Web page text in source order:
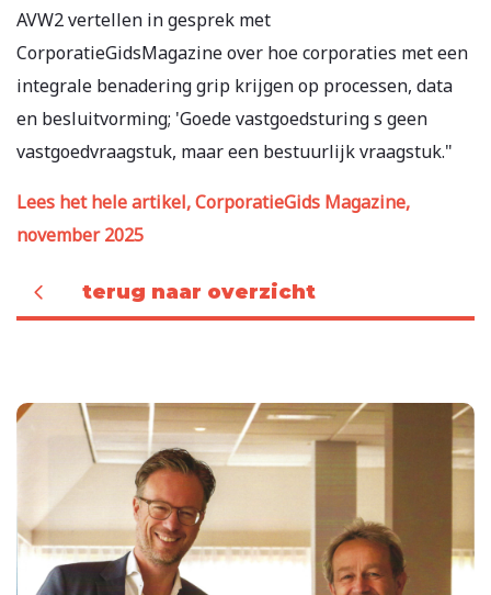
AVW2 vertellen in gesprek met
CorporatieGidsMagazine over hoe corporaties met een
integrale benadering grip krijgen op processen, data
en besluitvorming; 'Goede vastgoedsturing s geen
vastgoedvraagstuk, maar een bestuurlijk vraagstuk."
Lees het hele artikel, CorporatieGids Magazine,
november 2025
terug naar overzicht